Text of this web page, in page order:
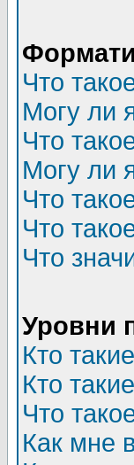
Что
Могу ли
Что
Могу ли
Что
Что
Что
Уровни
Кто
Кто
Что
Как мне